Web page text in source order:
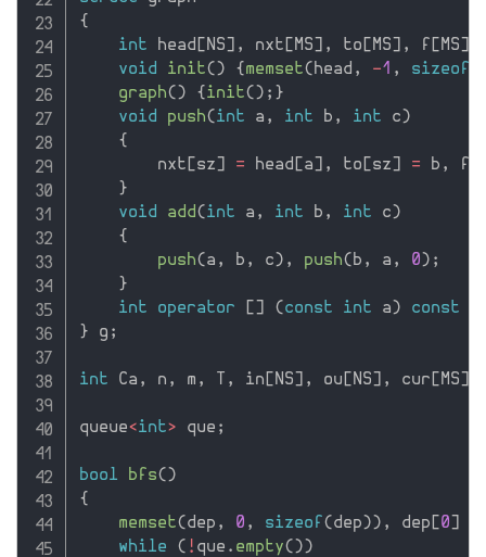
{
int head [NS] , nxt [MS] , to [MS] , f [MS]
void
init() {memset(head , -1 , sizeof
graph() {init() ; }
void
push(int a , int b , int c)
{
        nxt
[sz] = head [a] , to [sz] = b , f
}
void
add(int a , int b , int c)
{
push(a , b , c) , push(b , a , 0) ;
}
int
operator [] (const int a) const
} g ;
int Ca , n , m , T , in [NS] , ou [NS] , cur [MS]
queue<int> que ;
bool bfs()
{
memset(dep , 0 , sizeof (dep)) , dep [0]
while
( ! que . empty())